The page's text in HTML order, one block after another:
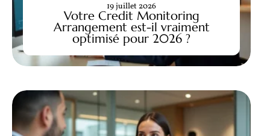
Votre Credit Monitoring
Arrangement est-il vraiment
optimisé pour 2026 ?
19 juillet 2026